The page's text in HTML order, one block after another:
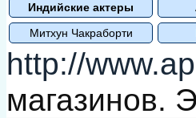
Индийские актеры
Митхун Чакраборти
http://
магазинов.